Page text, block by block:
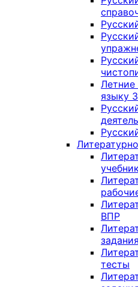
Летние
языку
ВПР
задания
тесты